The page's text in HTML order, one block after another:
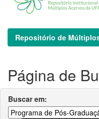
Repositório de
Página de
Buscar em: